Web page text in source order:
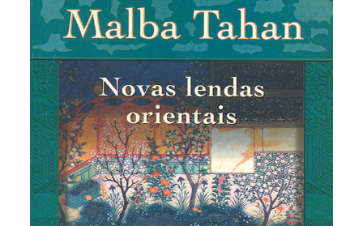
Novas lendas orientais
São lendas inspiradas no oriente, que misturam
fantasia, moral e sabedoria. Escritas com a
elegância de Malba Tahan, a obra reúne lendas
como “A primeira rúpia”, “O estratagema de Takla”,
“A fantasia do xeque”, “O domador de elefantes”,
“O problema dos dez mil dinares” e muitas outras.